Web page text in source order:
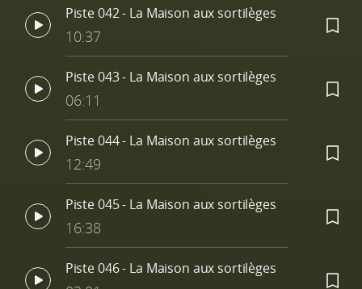
Piste 042 - La Maison aux sortilèges
10:37
Piste 043 - La Maison aux sortilèges
06:11
Piste 044 - La Maison aux sortilèges
12:49
Piste 045 - La Maison aux sortilèges
16:38
Piste 046 - La Maison aux sortilèges